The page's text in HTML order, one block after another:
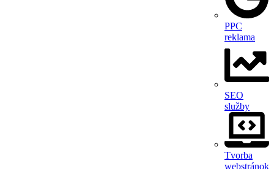
PPC
reklama
SEO
služby
Tvorba
webstránok